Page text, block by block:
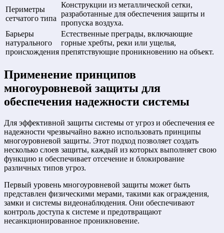
Периметры
сетчатого типа
Конструкции из металлической сетки,
разработанные для обеспечения защиты и
пропуска воздуха.
Барьеры
натурального
происхождения
Естественные преграды, включающие
горные хребты, реки или ущелья,
препятствующие проникновению на объект.
Применение принципов
многоуровневой защиты для
обеспечения надежности системы
Для эффективной защиты системы от угроз и обеспечения ее
надежности чрезвычайно важно использовать принципы
многоуровневой защиты. Этот подход позволяет создать
несколько слоев защиты, каждый из которых выполняет свою
функцию и обеспечивает отсечение и блокирование
различных типов угроз.
Первый уровень многоуровневой защиты может быть
представлен физическими мерами, такими как ограждения,
замки и системы видеонаблюдения. Они обеспечивают
контроль доступа к системе и предотвращают
несанкционированное проникновение.